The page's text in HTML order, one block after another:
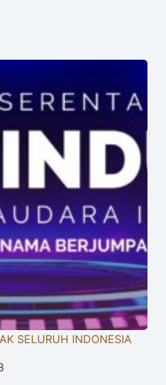
SELURUH INDONESIA